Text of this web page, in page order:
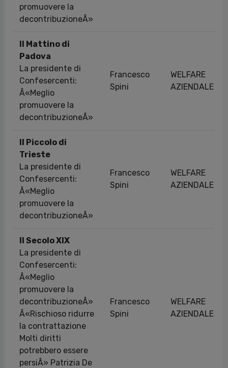
promuovere la
decontribuzioneÂ»
Il Mattino di
Padova
La presidente di
Confesercenti:
Â«Meglio
promuovere la
decontribuzioneÂ»
Francesco
Spini
WELFARE
AZIENDALE
Il Piccolo di
Trieste
La presidente di
Confesercenti:
Â«Meglio
promuovere la
decontribuzioneÂ»
Francesco
Spini
WELFARE
AZIENDALE
Il Secolo XIX
La presidente di
Confesercenti:
Â«Meglio
promuovere la
decontribuzioneÂ»
Â«Rischioso ridurre
la contrattazione
Molti diritti
potrebbero essere
persiÂ» Patrizia De
Francesco
Spini
WELFARE
AZIENDALE